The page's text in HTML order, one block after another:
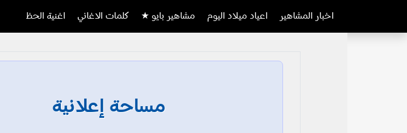
اخبار المشاهير اعياد ميلاد اليوم مشاهير بايو ★ كلمات الاغاني اغنية الحظ
مساحة إعلانية